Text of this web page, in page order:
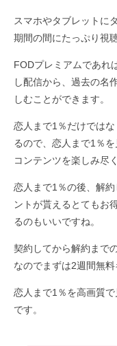
スマホやタブレットに
期間の間にたっぷり視
FODプレミアムであれ
し配信から、過去の名
しむことができます。
恋人まで1％だけでは
るので、恋人まで1％
コンテンツを楽しみ尽
恋人まで1％の後、解
ントが貰えるとてもお
るのもいいですね。
契約してから解約まで
なのでまずは2週間無
恋人まで1％を高画質
です。